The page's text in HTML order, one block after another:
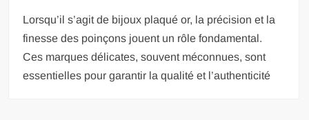
Lorsqu’il s’agit de bijoux plaqué or, la précision et la
finesse des poinçons jouent un rôle fondamental.
Ces marques délicates, souvent méconnues, sont
essentielles pour garantir la qualité et l’authenticité